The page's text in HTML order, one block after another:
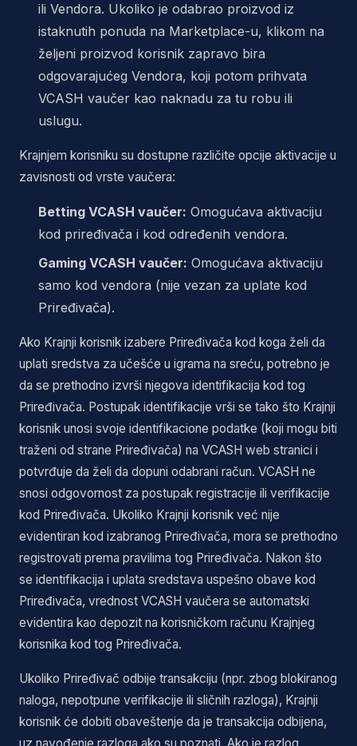
ili Vendora. Ukoliko je odabrao proizvod iz
istaknutih ponuda na Marketplace-u, klikom na
željeni proizvod korisnik zapravo bira
odgovarajućeg Vendora, koji potom prihvata
VCASH vaučer kao naknadu za tu robu ili
uslugu.
Krajnjem korisniku su dostupne različite opcije aktivacije u
zavisnosti od vrste vaučera:
Betting VCASH vaučer: Omogućava aktivaciju
kod priređivača i kod određenih vendora.
Gaming VCASH vaučer: Omogućava aktivaciju
samo kod vendora (nije vezan za uplate kod
Priređivača).
Ako Krajnji korisnik izabere Priređivača kod koga želi da
uplati sredstva za učešće u igrama na sreću, potrebno je
da se prethodno izvrši njegova identifikacija kod tog
Priređivača. Postupak identifikacije vrši se tako što Krajnji
korisnik unosi svoje identifikacione podatke (koji mogu biti
traženi od strane Priređivača) na VCASH web stranici i
potvrđuje da želi da dopuni odabrani račun. VCASH ne
snosi odgovornost za postupak registracije ili verifikacije
kod Priređivača. Ukoliko Krajnji korisnik već nije
evidentiran kod izabranog Priređivača, mora se prethodno
registrovati prema pravilima tog Priređivača. Nakon što
se identifikacija i uplata sredstava uspešno obave kod
Priređivača, vrednost VCASH vaučera se automatski
evidentira kao depozit na korisničkom računu Krajnjeg
korisnika kod tog Priređivača.
Ukoliko Priređivač odbije transakciju (npr. zbog blokiranog
naloga, nepotpune verifikacije ili sličnih razloga), Krajnji
korisnik će dobiti obaveštenje da je transakcija odbijena,